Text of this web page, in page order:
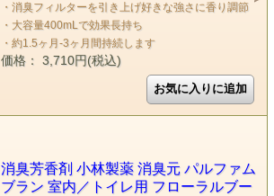
・消臭フィルターを引き上げ好きな強さに香り調節
・大容量400mLで効果長持ち
・約1.5ヶ月-3ヶ月間持続します
価格： 3,710円(税込)
消臭芳香剤 小林製薬 消臭元 パルファム
ブラン 室内／トイレ用 フローラルブー